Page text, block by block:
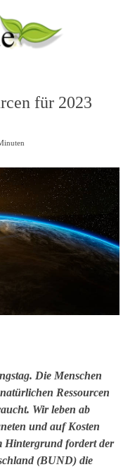
für 2023
Die Menschen
Ressourcen
Wir leben ab
und auf Kosten
Hintergrund fordert der
(BUND) die